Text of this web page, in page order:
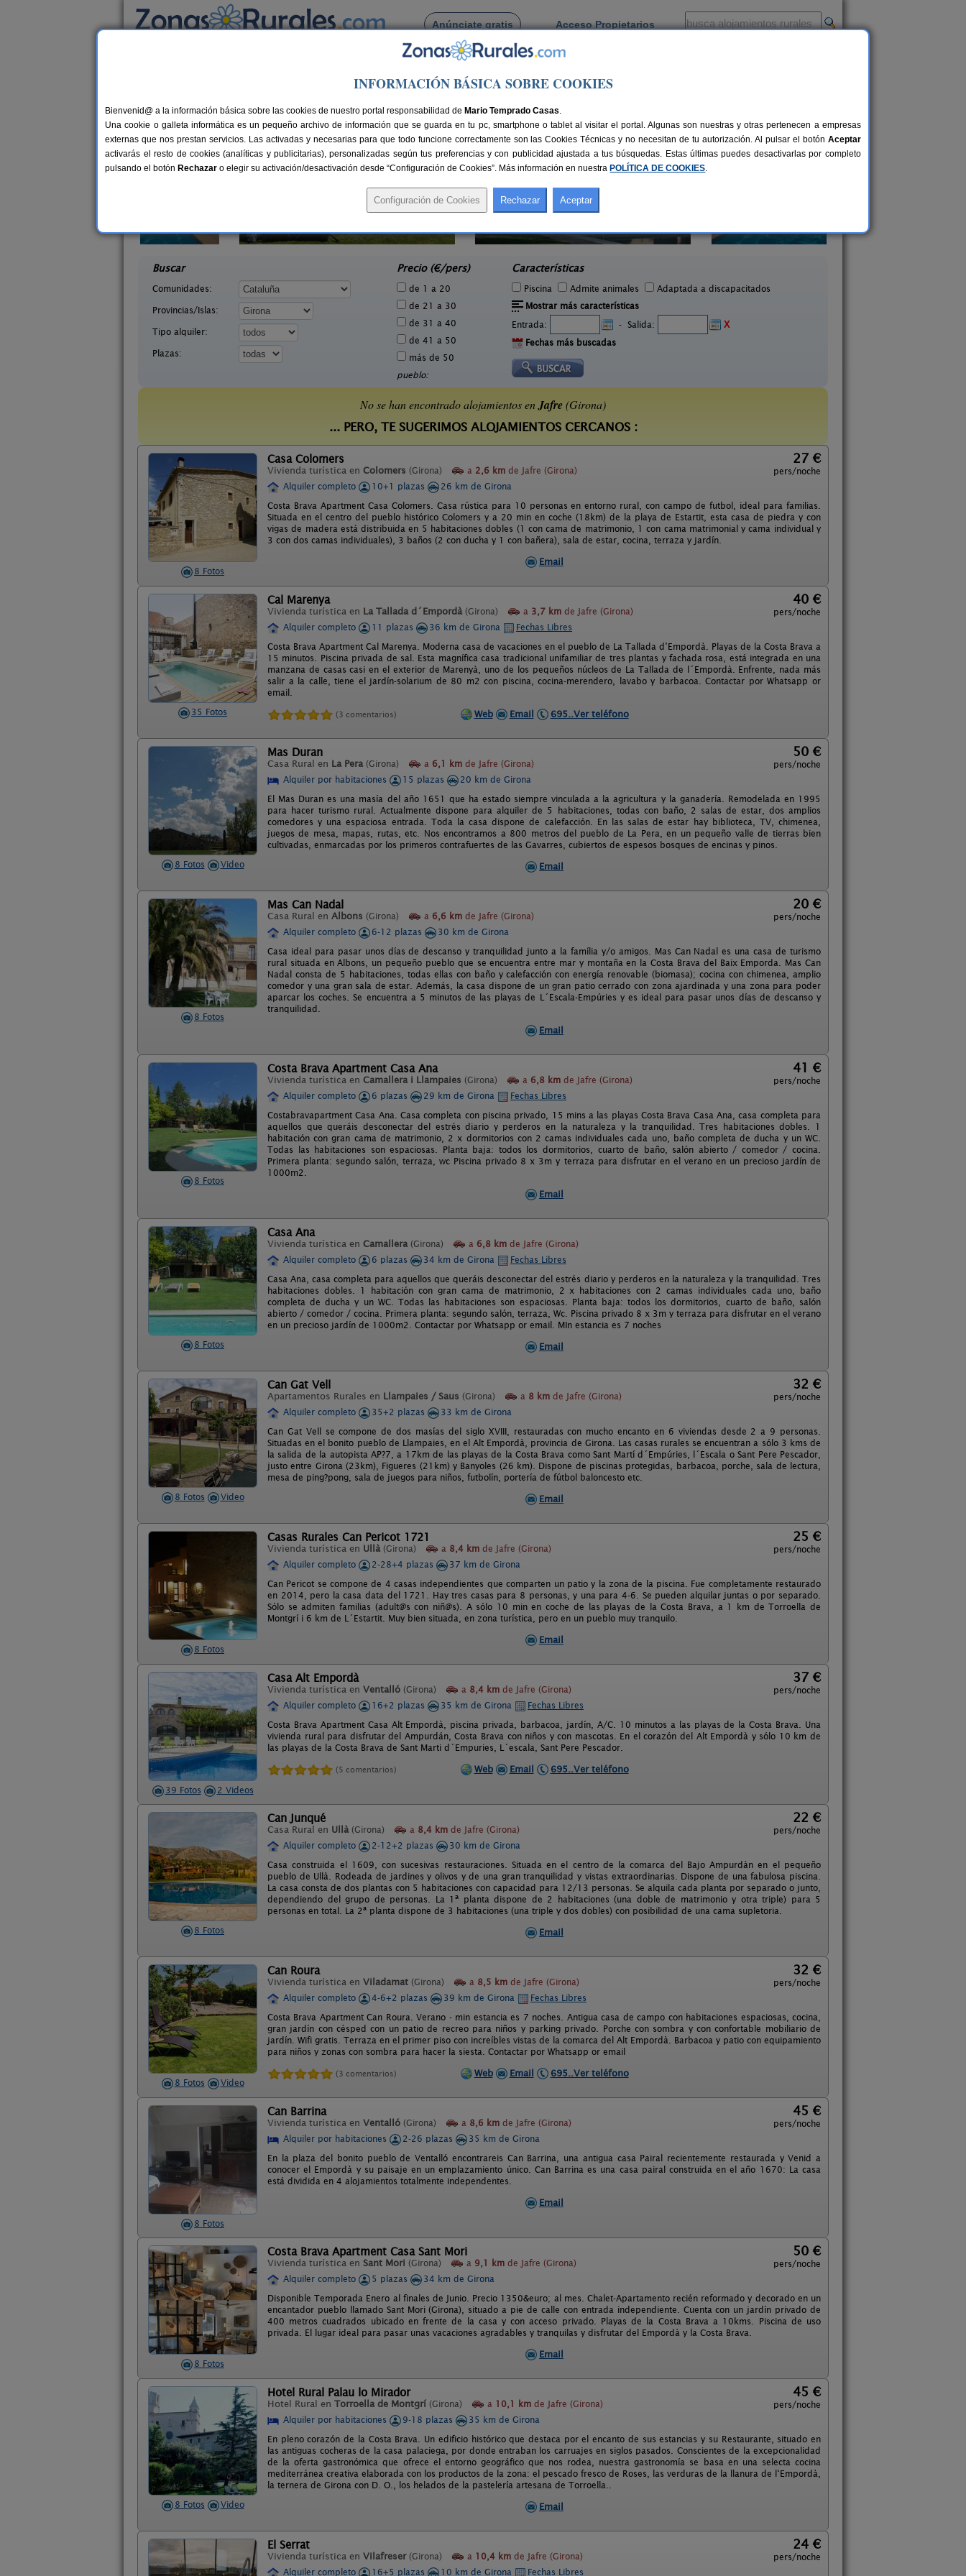
Anúnciate gratis Acceso Propietarios
Busca por pueblo
Casas Rurales cerca de Jafre
Can Garganta
Buscar
Comunidades:
Provincias/Islas:
Tipo alquiler:
Plazas:
Precio (€/pers)
de 1 a 20
de 21 a 30
de 31 a 40
de 41 a 50
más de 50
pueblo:
Características
Piscina Admite animales
Adaptada a discapacitados
Mostrar más características
Entrada:
- Salida:
X
Fechas más buscadas
No se han encontrado alojamientos enJafre(Girona)
... PERO, TE SUGERIMOS ALOJAMIENTOS CERCANOS :
8 Fotos
Casa Colomers
Vivienda turística en Colomers (Girona) a 2,6 km de Jafre (Girona)
27 €
pers/noche
Alquiler completo
10+1 plazas
26 km de Girona
Costa Brava Apartment Casa Colomers. Casa rústica para 10 personas en entorno rural, con campo de futbol, ideal para familias.
Situada en el centro del pueblo histórico Colomers y a 20 min en coche (18km) de la playa de Estartit, esta casa de piedra y con
vigas de madera está distribuida en 5 habitaciones dobles (1 con cama de matrimonio, 1 con cama matrimonial y cama individual y
3 con dos camas individuales), 3 baños (2 con ducha y 1 con bañera), sala de estar, cocina, terraza y jardín.
Email
35 Fotos
Cal Marenya
Vivienda turística en La Tallada d´Empordà (Girona) a 3,7 km de Jafre (Girona)
40 €
pers/noche
Alquiler completo
11 plazas 36 km de Girona
Fechas Libres
Costa Brava Apartment Cal Marenya. Moderna casa de vacaciones en el pueblo de La Tallada d’Empordà. Playas de la Costa Brava a
15 minutos. Piscina privada de sal. Esta magnífica casa tradicional unifamiliar de tres plantas y fachada rosa, está integrada en una
manzana de casas casi en el exterior de Marenyà, uno de los pequeños núcleos de La Tallada de l´Empordà. Enfrente, nada más
salir a la calle, tiene el jardín-solarium de 80 m2 con piscina, cocina-merendero, lavabo y barbacoa. Contactar por Whatsapp or
email.
(3 comentarios) Web Email 695..Ver teléfono
8 Fotos Video
Mas Duran
Casa Rural en La Pera (Girona) a 6,1 km de Jafre (Girona)
50 €
pers/noche
Alquiler por habitaciones
15 plazas
20 km de Girona
El Mas Duran es una masía del año 1651 que ha estado siempre vinculada a la agricultura y la ganadería. Remodelada en 1995
para hacer turismo rural. Actualmente dispone para alquiler de 5 habitaciones, todas con baño, 2 salas de estar, dos amplios
comedores y una espaciosa entrada. Toda la casa dispone de calefacción. En las salas de estar hay biblioteca, TV, chimenea,
juegos de mesa, mapas, rutas, etc. Nos encontramos a 800 metros del pueblo de La Pera, en un pequeño valle de tierras bien
cultivadas, enmarcadas por los primeros contrafuertes de las Gavarres, cubiertos de espesos bosques de encinas y pinos.
Email
8 Fotos
Mas Can Nadal
Casa Rural en Albons (Girona) a 6,6 km de Jafre (Girona)
20 €
pers/noche
Alquiler completo
6-12 plazas
30 km de Girona
Casa ideal para pasar unos días de descanso y tranquilidad junto a la família y/o amigos. Mas Can Nadal es una casa de turismo
rural situada en Albons, un pequeño pueblo que se encuentra entre mar y montaña en la Costa Brava del Baix Emporda. Mas Can
Nadal consta de 5 habitaciones, todas ellas con baño y calefacción con energía renovable (biomasa); cocina con chimenea, amplio
comedor y una gran sala de estar. Además, la casa dispone de un gran patio cerrado con zona ajardinada y una zona para poder
aparcar los coches. Se encuentra a 5 minutos de las playas de L´Escala-Empúries y es ideal para pasar unos días de descanso y
tranquilidad.
Email
8 Fotos
Costa Brava Apartment Casa Ana
Vivienda turística en Camallera i Llampaies (Girona) a 6,8 km de Jafre (Girona)
41 €
pers/noche
Alquiler completo
6 plazas 29 km de Girona
Fechas Libres
Costabravapartment Casa Ana. Casa completa con piscina privado, 15 mins a las playas Costa Brava Casa Ana, casa completa para
aquellos que queráis desconectar del estrés diario y perderos en la naturaleza y la tranquilidad. Tres habitaciones dobles. 1
habitación con gran cama de matrimonio, 2 x dormitorios con 2 camas individuales cada uno, baño completa de ducha y un WC.
Todas las habitaciones son espaciosas. Planta baja: todos los dormitorios, cuarto de baño, salón abierto / comedor / cocina.
Primera planta: segundo salón, terraza, wc Piscina privado 8 x 3m y terraza para disfrutar en el verano en un precioso jardín de
1000m2.
Email
8 Fotos
Casa Ana
Vivienda turística en Camallera (Girona) a 6,8 km de Jafre (Girona)
Alquiler completo
6 plazas 34 km de Girona
Fechas Libres
Casa Ana, casa completa para aquellos que queráis desconectar del estrés diario y perderos en la naturaleza y la tranquilidad. Tres
habitaciones dobles. 1 habitación con gran cama de matrimonio, 2 x habitaciones con 2 camas individuales cada uno, baño
completa de ducha y un WC. Todas las habitaciones son espaciosas. Planta baja: todos los dormitorios, cuarto de baño, salón
abierto / comedor / cocina. Primera planta: segundo salón, terraza, Wc. Piscina privado 8 x 3m y terraza para disfrutar en el verano
en un precioso jardín de 1000m2. Contactar por Whatsapp or email. MIn estancia es 7 noches
Email
8 Fotos Video
Can Gat Vell
Apartamentos Rurales en Llampaies / Saus (Girona) a 8 km de Jafre (Girona)
32 €
pers/noche
Alquiler completo
35+2 plazas
33 km de Girona
Can Gat Vell se compone de dos masías del siglo XVIII, restauradas con mucho encanto en 6 viviendas desde 2 a 9 personas.
Situadas en el bonito pueblo de Llampaies, en el Alt Empordà, provincia de Girona. Las casas rurales se encuentran a sólo 3 kms de
la salida de la autopista AP?7, a 17km de las playas de la Costa Brava como Sant Martí d´Empúries, l´Escala o Sant Pere Pescador,
justo entre Girona (23km), Figueres (21km) y Banyoles (26 km). Dispone de piscinas protegidas, barbacoa, porche, sala de lectura,
mesa de ping?pong, sala de juegos para niños, futbolín, portería de fútbol baloncesto etc.
Email
8 Fotos
Casas Rurales Can Pericot 1721
Vivienda turística en Ullà (Girona) a 8,4 km de Jafre (Girona)
25 €
pers/noche
Alquiler completo
2-28+4 plazas
37 km de Girona
Can Pericot se compone de 4 casas independientes que comparten un patio y la zona de la piscina. Fue completamente restaurado
en 2014, pero la casa data del 1721. Hay tres casas para 8 personas, y una para 4-6. Se pueden alquilar juntas o por separado.
Sólo se admiten familias (adult@s con niñ@s). A sólo 10 min en coche de las playas de la Costa Brava, a 1 km de Torroella de
Montgrí i 6 km de L´Estartit. Muy bien situada, en zona turística, pero en un pueblo muy tranquilo.
Email
39 Fotos 2 Videos
Casa Alt Empordà
Vivienda turística en Ventalló (Girona) a 8,4 km de Jafre (Girona)
37 €
pers/noche
Alquiler completo
16+2 plazas 35 km de Girona
Fechas Libres
Costa Brava Apartment Casa Alt Empordà, piscina privada, barbacoa, jardín, A/C. 10 minutos a las playas de la Costa Brava. Una
vivienda rural para disfrutar del Ampurdán, Costa Brava con niños y con mascotas. En el corazón del Alt Empordà y sólo 10 km de
las playas de la Costa Brava de Sant Marti d´Empuries, L´escala, Sant Pere Pescador.
(5 comentarios) Web Email 695..Ver teléfono
8 Fotos
Can Junqué
Casa Rural en Ullà (Girona) a 8,4 km de Jafre (Girona)
22 €
pers/noche
Alquiler completo
2-12+2 plazas
30 km de Girona
Casa construida el 1609, con sucesivas restauraciones. Situada en el centro de la comarca del Bajo Ampurdàn en el pequeño
pueblo de Ullà. Rodeada de jardines y olivos y de una gran tranquilidad y vistas extraordinarias. Dispone de una fabulosa piscina.
La casa consta de dos plantas con 5 habitaciones con capacidad para 12/13 personas. Se alquila cada planta por separado o junto,
dependiendo del grupo de personas. La 1ª planta dispone de 2 habitaciones (una doble de matrimonio y otra triple) para 5
personas en total. La 2ª planta dispone de 3 habitaciones (una triple y dos dobles) con posibilidad de una cama supletoria.
Email
8 Fotos Video
Can Roura
Vivienda turística en Viladamat (Girona) a 8,5 km de Jafre (Girona)
32 €
pers/noche
Alquiler completo
4-6+2 plazas 39 km de Girona
Fechas Libres
Costa Brava Apartment Can Roura. Verano - min estancia es 7 noches. Antigua casa de campo con habitaciones espaciosas, cocina,
gran jardín con césped con un patio de recreo para niños y parking privado. Porche con sombra y con confortable mobiliario de
jardín. Wifi gratis. Terraza en el primer piso con increíbles vistas de la comarca del Alt Empordà. Barbacoa y patio con equipamiento
para niños y zonas con sombra para hacer la siesta. Contactar por Whatsapp or email
(3 comentarios) Web Email 695..Ver teléfono
8 Fotos
Can Barrina
Vivienda turística en Ventalló (Girona) a 8,6 km de Jafre (Girona)
45 €
pers/noche
Alquiler por habitaciones
2-26 plazas
35 km de Girona
En la plaza del bonito pueblo de Ventalló encontrareis Can Barrina, una antigua casa Pairal recientemente restaurada y Venid a
conocer el Empordà y su paisaje en un emplazamiento único. Can Barrina es una casa pairal construida en el año 1670: La casa
está dividida en 4 alojamientos totalmente independentes.
Email
8 Fotos
Costa Brava Apartment Casa Sant Mori
Vivienda turística en Sant Mori (Girona) a 9,1 km de Jafre (Girona)
50 €
pers/noche
Alquiler completo
5 plazas
34 km de Girona
Disponible Temporada Enero al finales de Junio. Precio 1350&euro; al mes. Chalet-Apartamento recién reformado y decorado en un
encantador pueblo llamado Sant Mori (Girona), situado a pie de calle con entrada independiente. Cuenta con un jardín privado de
400 metros cuadrados ubicado en frente de la casa y con acceso privado. Playas de la Costa Brava a 10kms. Piscina de uso
privada. El lugar ideal para pasar unas vacaciones agradables y tranquilas y disfrutar del Empordà y la Costa Brava.
Email
8 Fotos Video
Hotel Rural Palau lo Mirador
Hotel Rural en Torroella de Montgrí (Girona) a 10,1 km de Jafre (Girona)
45 €
pers/noche
Alquiler por habitaciones
9-18 plazas
35 km de Girona
En pleno corazón de la Costa Brava. Un edificio histórico que destaca por el encanto de sus estancias y su Restaurante, situado en
las antiguas cocheras de la casa palaciega, por donde entraban los carruajes en siglos pasados. Conscientes de la excepcionalidad
de la oferta gastronómica que ofrece el entorno geográfico que nos rodea, nuestra gastronomía se basa en una selecta cocina
mediterránea creativa elaborada con los productos de la zona: el pescado fresco de Roses, las verduras de la llanura de l‘Empordà,
la ternera de Girona con D. O., los helados de la pastelería artesana de Torroella..
Email
El Serrat
Vivienda turística en Vilafreser (Girona) a 10,4 km de Jafre (Girona)
24 €
pers/noche
Alquiler completo
16+5 plazas 10 km de Girona Fechas Libres
INFORMACIÓN BÁSICA SOBRE COOKIES
Bienvenid@ a la información básica sobre las cookies de nuestro portal responsabilidad de Mario Temprado Casas.
Una cookie o galleta informática es un pequeño archivo de información que se guarda en tu pc, smartphone o tablet al visitar el portal. Algunas son nuestras y otras pertenecen a empresas
externas que nos prestan servicios. Las activadas y necesarias para que todo funcione correctamente son las Cookies Técnicas y no necesitan de tu autorización. Al pulsar el botón Aceptar
activarás el resto de cookies (analíticas y publicitarias), personalizadas según tus preferencias y con publicidad ajustada a tus búsquedas. Estas últimas puedes desactivarlas por completo
pulsando el botón Rechazar o elegir su activación/desactivación desde “Configuración de Cookies”. Más información en nuestra POLÍTICA DE COOKIES.